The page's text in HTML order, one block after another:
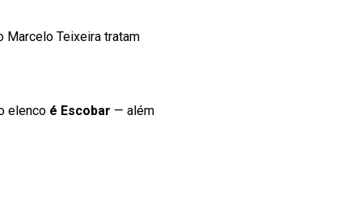
Marcelo Teixeira tratam
elenco é Escobar — além